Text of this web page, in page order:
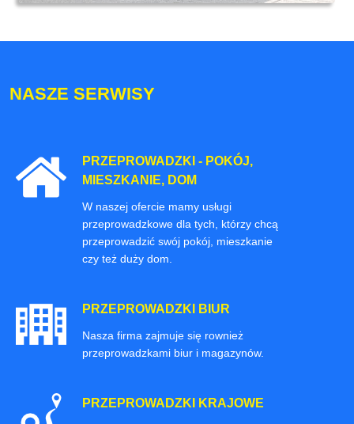
NASZE SERWISY
PRZEPROWADZKI - POKÓJ,
MIESZKANIE, DOM
W naszej ofercie mamy usługi
przeprowadzkowe dla tych, którzy chcą
przeprowadzić swój pokój, mieszkanie
czy też duży dom.
PRZEPROWADZKI BIUR
Nasza firma zajmuje się rownież
przeprowadzkami biur i magazynów.
PRZEPROWADZKI KRAJOWE